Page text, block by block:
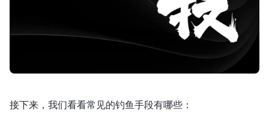
接下来，我们看看常见的钓鱼手段有哪些：